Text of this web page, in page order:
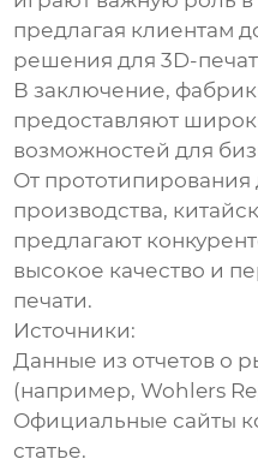
предлагая клиентам
решения для 3D-
В заключение,
предоставляют
возможностей для
От прототипирования
производства,
предлагают
высокое качество и
печати.
Источники:
Данные из отчетов о
(например, Wohlers
Официальные сайты
статье.